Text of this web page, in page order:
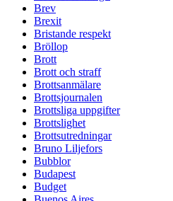
Brev
Brexit
Bristande respekt
Bröllop
Brott
Brott och straff
Brottsanmälare
Brottsjournalen
Brottsliga uppgifter
Brottslighet
Brottsutredningar
Bruno Liljefors
Bubblor
Budapest
Budget